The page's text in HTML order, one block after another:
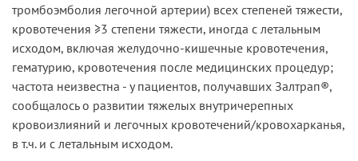
тромбоэмболия легочной артерии) всех степеней тяжести,
кровотечения ≥3 степени тяжести, иногда с летальным
исходом, включая желудочно-кишечные кровотечения,
гематурию, кровотечения после медицинских процедур;
частота неизвестна - у пациентов, получавших Залтрап®,
сообщалось о развитии тяжелых внутричерепных
кровоизлияний и легочных кровотечений/кровохарканья,
в т.ч. и с летальным исходом.